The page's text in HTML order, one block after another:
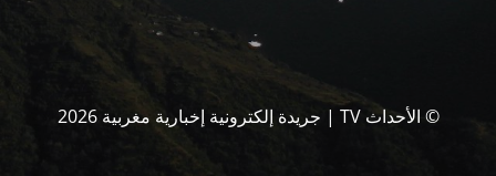
© الأحداث TV | جريدة إلكترونية إخبارية مغربية 2026